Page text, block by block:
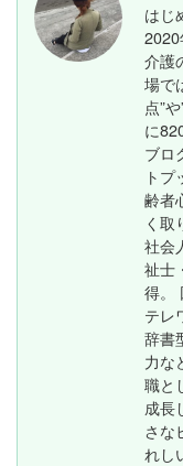
はじ
2020
介護
場で
点”
に
ブロ
ト
齢者
く取
社会
祉士
得。
テレ
辞書
力な
職と
成長
さな
れし